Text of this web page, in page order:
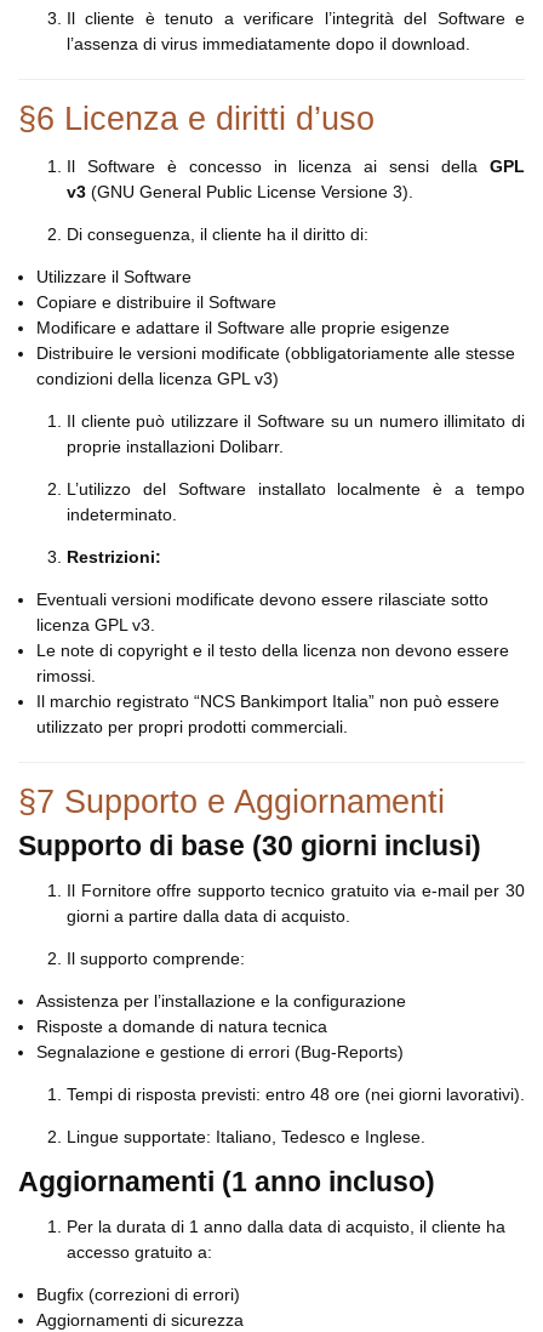
Il cliente è tenuto a verificare l’integrità del Software e
l’assenza di virus immediatamente dopo il download.
§6 Licenza e diritti d’uso
Il Software è concesso in licenza ai sensi della GPL
v3 (GNU General Public License Versione 3).
Di conseguenza, il cliente ha il diritto di:
Utilizzare il Software
Copiare e distribuire il Software
Modificare e adattare il Software alle proprie esigenze
Distribuire le versioni modificate (obbligatoriamente alle stesse
condizioni della licenza GPL v3)
Il cliente può utilizzare il Software su un numero illimitato di
proprie installazioni Dolibarr.
L’utilizzo del Software installato localmente è a tempo
indeterminato.
Restrizioni:
Eventuali versioni modificate devono essere rilasciate sotto
licenza GPL v3.
Le note di copyright e il testo della licenza non devono essere
rimossi.
Il marchio registrato “NCS Bankimport Italia” non può essere
utilizzato per propri prodotti commerciali.
§7 Supporto e Aggiornamenti
Supporto di base (30 giorni inclusi)
Il Fornitore offre supporto tecnico gratuito via e-mail per 30
giorni a partire dalla data di acquisto.
Il supporto comprende:
Assistenza per l’installazione e la configurazione
Risposte a domande di natura tecnica
Segnalazione e gestione di errori (Bug-Reports)
Tempi di risposta previsti: entro 48 ore (nei giorni lavorativi).
Lingue supportate: Italiano, Tedesco e Inglese.
Aggiornamenti (1 anno incluso)
Per la durata di 1 anno dalla data di acquisto, il cliente ha
accesso gratuito a:
Bugfix (correzioni di errori)
Aggiornamenti di sicurezza